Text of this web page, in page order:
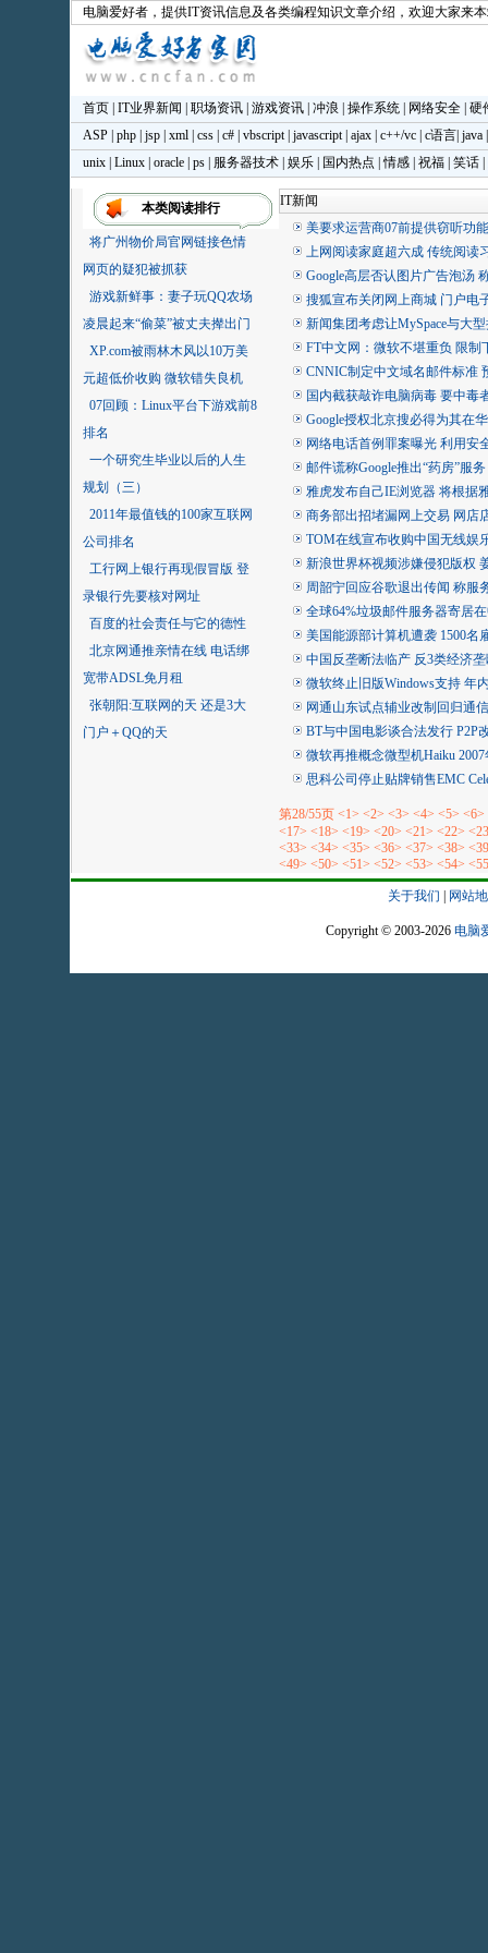
电脑爱好者 ，提供IT资讯信息及各类编程知识文章介绍，欢迎大家来
首页| IT业界新闻 职场资讯| 游戏资讯| 冲浪 操作系统| 网络安全| 硬
ASP| php| jsp| xml| css| c#| vbscript| javascript| ajax| c++/vc| c语言| java
unix| Linux| oracle| ps| 服务器技术| 娱乐| 国内热点 |情感| 祝福| 笑话|
本类阅读排行
将广州物价局官网链接色情
网页的疑犯被抓获
游戏新鲜事：妻子玩QQ农场
凌晨起来“偷菜”被丈夫撵出门
XP.com被雨林木风以10万美
元超低价收购 微软错失良机
07回顾：Linux平台下游戏前8
排名
一个研究生毕业以后的人生
规划（三）
2011年最值钱的100家互联网
公司排名
工行网上银行再现假冒版 登
录银行先要核对网址
百度的社会责任与它的德性
北京网通推亲情在线 电话绑
宽带ADSL免月租
张朝阳:互联网的天 还是3大
门户＋QQ的天
IT新闻
美要求运营商07前提供窃听功
上网阅读家庭超六成 传统阅读
Google高层否认图片广告泡汤
搜狐宣布关闭网上商城 门户电
新闻集团考虑让MySpace与大
FT中文网：微软不堪重负 限制
CNNIC制定中文域名邮件标准
国内截获敲诈电脑病毒 要中毒
Google授权北京搜必得为其在
网络电话首例罪案曝光 利用安
邮件谎称Google推出“药房”服
雅虎发布自己IE浏览器 将根据
商务部出招堵漏网上交易 网店
TOM在线宣布收购中国无线娱
新浪世界杯视频涉嫌侵犯版权
周韶宁回应谷歌退出传闻 称服
全球64%垃圾邮件服务器寄居
美国能源部计算机遭袭 1500名
中国反垄断法临产 反3类经济
微软终止旧版Windows支持 年
网通山东试点辅业改制回归通
BT与中国电影谈合法发行 P2P
微软再推概念微型机Haiku
思科公司停止贴牌销售EMC
第28/55页 <1> <2> <3> <4> <5> <6>
<17> <18> <19> <20> <21> <22>
<33> <34> <35> <36> <37> <38>
<49> <50> <51> <52> <53> <54>
关于我们 网站
Copyright © 2003-2026 电脑